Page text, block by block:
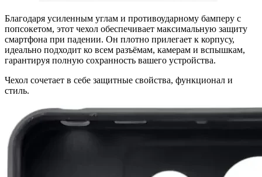
Благодаря усиленным углам и противоударному бамперу с
попсокетом, этот чехол обеспечивает максимальную защиту
смартфона при падении. Он плотно прилегает к корпусу,
идеально подходит ко всем разъёмам, камерам и вспышкам,
гарантируя полную сохранность вашего устройства.
Чехол сочетает в себе защитные свойства, функционал и
стиль.